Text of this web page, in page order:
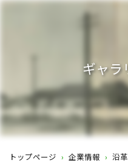
ギャラ
トップページ › 企業情報 › 沿革